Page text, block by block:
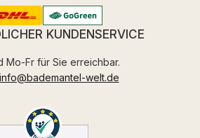
KUNDENSERVICE
Mo-Fr für Sie erreichbar.
info@bademantel-welt.de